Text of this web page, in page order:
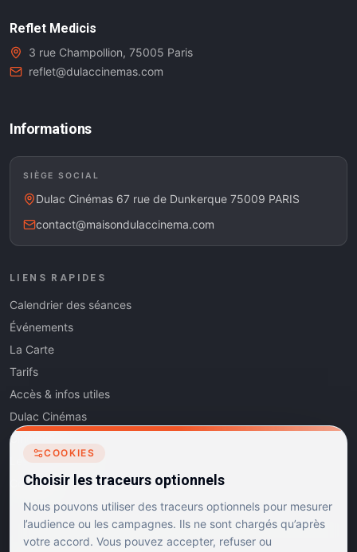
Reflet Medicis
3 rue Champollion, 75005 Paris
reflet@dulaccinemas.com
Informations
SIÈGE SOCIAL
Dulac Cinémas 67 rue de Dunkerque 75009 PARIS
contact@maisondulaccinema.com
LIENS RAPIDES
Calendrier des séances
Événements
La Carte
Tarifs
Accès & infos utiles
Dulac Cinémas
Cinéma5
Les Dits de l'Art
Contact
COOKIES
Choisir les traceurs optionnels
Nous pouvons utiliser des traceurs optionnels pour mesurer
l’audience ou les campagnes. Ils ne sont chargés qu’après
votre accord. Vous pouvez accepter, refuser ou